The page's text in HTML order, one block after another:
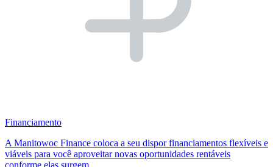
Financiamento
A Manitowoc Finance coloca a seu dispor financiamentos flexíveis e
viáveis para você aproveitar novas oportunidades rentáveis